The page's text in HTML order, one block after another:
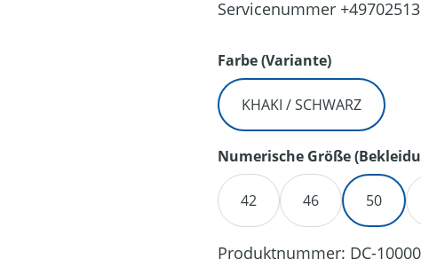
Servicenummer
Farbe (Variante)auswählen
KHAKI / SCHWARZ
Numerische Größe
42 46 50
Produktnummer: DC-